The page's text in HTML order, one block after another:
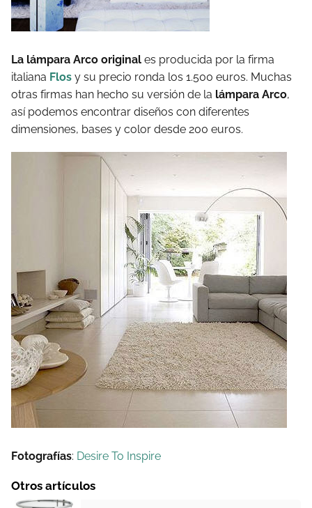
La lámpara Arco original es producida por la firma
italiana Flos y su precio ronda los 1.500 euros. Muchas
otras firmas han hecho su versión de la lámpara Arco,
así podemos encontrar diseños con diferentes
dimensiones, bases y color desde 200 euros.
Fotografías: Desire To Inspire
Otros artículos